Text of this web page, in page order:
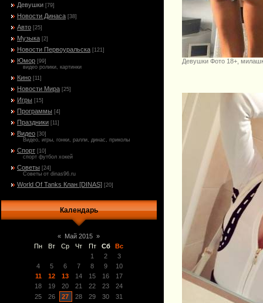
Девушки [79]
Новости Динаса [38]
Авто [25]
Музыка [2]
Новости Первоуральска [121]
Юмор [99]
видео ролики, картинки
Кино [11]
Новости Мира [25]
Игры [15]
Программы [4]
Праздники [11]
Видео [30]
Видео, игры, гонки, ралли, динас, приколы
Спорт [10]
спорт футбол хокей
Советы [24]
Советы от dinas96.ru
World Of Tanks Клан [DINAS] [20]
Календарь
« Май 2015 »
Пн
Вт Ср Чт Пт Сб
Вс
1
2
3
4
5 6 7 8 9
10
11
12 13 14 15 16
17
18
19 20 21 22 23
24
25
26 27 28 29 30 31
Девушки Фото 18+,